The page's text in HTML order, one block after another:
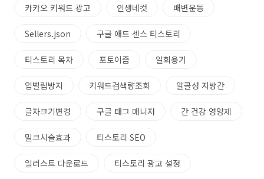
카카오 키워드 광고 인생네컷 배변운동
Sellers.json 구글 애드 센스 티스토리
티스토리 목차 포토이즘 일회용기
입벌림방지 키워드검색량조회 알콜성 지방간
글자크기변경 구글 태그 매니저 간 건강 영양제
밀크시슬효과 티스토리 SEO
일러스트 다운로드 티스토리 광고 설정